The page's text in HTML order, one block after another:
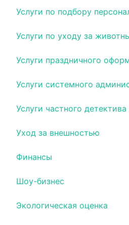
Услуги по подбору
Услуги по уходу за
Услуги праздничного
Услуги системного
Услуги частного детектива
Уход за внешностью
Финансы
Шоу-бизнес
Экологическая оценка